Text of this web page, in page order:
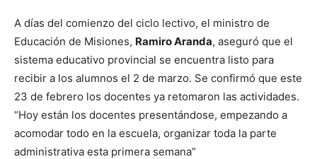
A días del comienzo del ciclo lectivo, el ministro de
Educación de Misiones, Ramiro Aranda, aseguró que el
sistema educativo provincial se encuentra listo para
recibir a los alumnos el 2 de marzo. Se confirmó que este
23 de febrero los docentes ya retomaron las actividades.
“Hoy están los docentes presentándose, empezando a
acomodar todo en la escuela, organizar toda la parte
administrativa esta primera semana”